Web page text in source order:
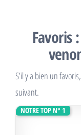
Favoris
S’il y a bien un
suivant.
NOTRE TOP N° 1